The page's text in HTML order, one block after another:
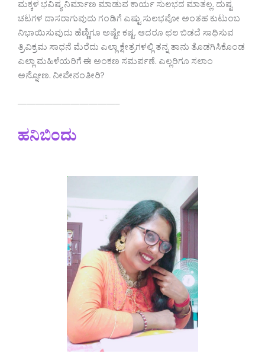
ಮಕ್ಕಳ ಭವಿಷ್ಯ ನಿರ್ಮಾಣ ಮಾಡುವ ಕಾರ್ಯ ಸುಲಭದ ಮಾತಲ್ಲ. ದುಷ್ಟ
ಚಟಗಳ ದಾಸರಾಗುವುದು ಗಂಡಿಗೆ ಎಷ್ಟು ಸುಲಭವೋ ಅಂತಹ ಕುಟುಂಬ
ನಿಭಾಯಿಸುವುದು ಹೆಣ್ಣಿಗೂ ಅಷ್ಟೇ ಕಷ್ಟ. ಆದರೂ ಛಲ ಬಿಡದೆ ಸಾಧಿಸುವ
ತ್ರಿವಿಕ್ರಮ ಸಾಧನೆ ಮೆರೆದು ಎಲ್ಲಾ ಕ್ಷೇತ್ರಗಳಲ್ಲಿ ತನ್ನ ತಾನು ತೊಡಗಿಸಿಕೊಂಡ
ಎಲ್ಲಾ ಮಹಿಳೆಯರಿಗೆ ಈ ಅಂಕಣ ಸಮರ್ಪಣೆ. ಎಲ್ಲರಿಗೂ ಸಲಾಂ
ಅನ್ನೋಣ. ನೀವೇನಂತೀರಿ?
———————————–
ಹನಿಬಿಂದು